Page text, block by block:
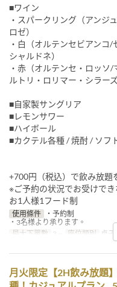
■ワイン
・スパークリング（アンジ
ロゼ）
・白（オルテンセビアンコ
シャルドネ）
・赤（オルテンセ・ロッソ
ルトリ・ロリマー・シラー
■自家製サングリア
■レモンサワー
■ハイボール
■カクテル各種 / 焼酎 / ソフ
+700円（税込）で飲み放題
※ご予約の状況でお受けで
お1人様1フード制
使用條件
・予約制
・3名様より承ります。
最大下單數
3 ~ 座位類別 桌
月火限定【2H飲み放題